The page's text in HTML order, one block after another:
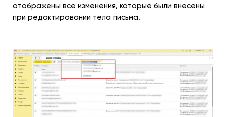
отображены все изменения, которые были внесены
при редактировании тела письма.